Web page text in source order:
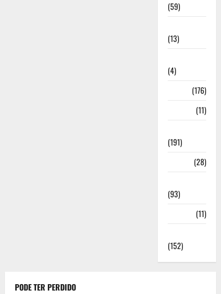
(59)
(13)
(4)
(176)
(11)
(191)
(28)
(93)
(11)
(152)
PODE TER PERDIDO